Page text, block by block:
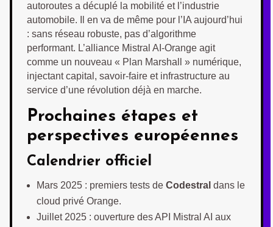
autoroutes a décuplé la mobilité et l’industrie
automobile. Il en va de même pour l’IA aujourd’hui
: sans réseau robuste, pas d’algorithme
performant. L’alliance Mistral AI-Orange agit
comme un nouveau « Plan Marshall » numérique,
injectant capital, savoir-faire et infrastructure au
service d’une révolution déjà en marche.
Prochaines étapes et
perspectives européennes
Calendrier officiel
Mars 2025 : premiers tests de Codestral dans le
cloud privé Orange.
Juillet 2025 : ouverture des API Mistral AI aux